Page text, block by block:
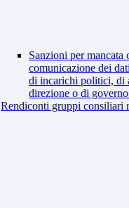
Sanzioni per mancata
comunicazione dei
di incarichi politici, di
direzione o di governo
Rendiconti gruppi consiliari